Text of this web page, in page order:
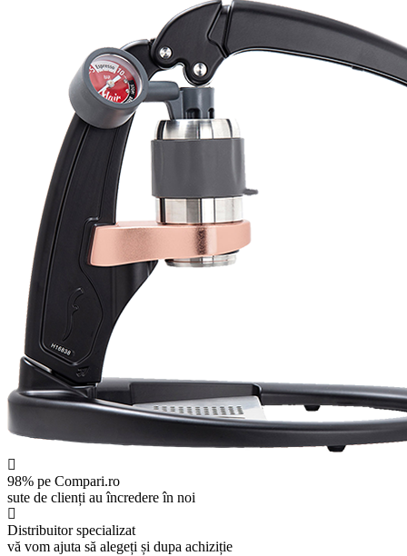
98% pe Compari.ro
sute de clienți au încredere în noi
Distribuitor specializat
vă vom ajuta să alegeți și dupa achiziție